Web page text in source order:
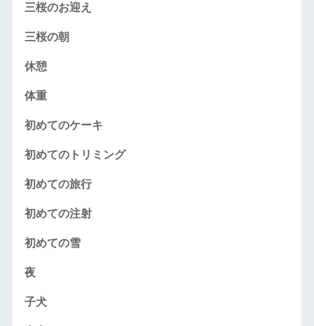
三桜のお迎え
三桜の朝
休憩
体重
初めてのケーキ
初めてのトリミング
初めての旅行
初めての注射
初めての雪
夜
子犬